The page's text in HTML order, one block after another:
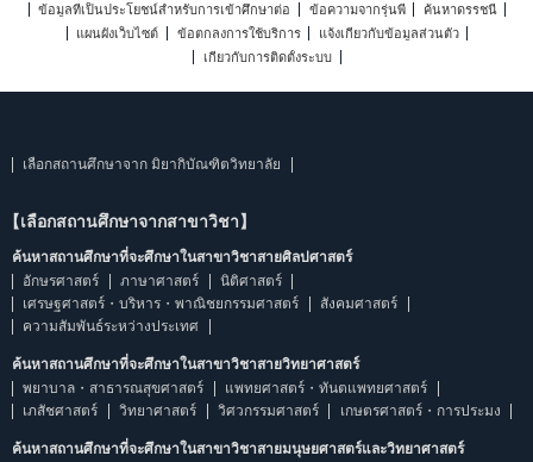
ข้อมูลที่เป็นประโยชน์สำหรับการเข้าศึกษาต่อ
ข้อความจากรุ่นพี่
ค้นหาดรรชนี
แผนผังเว็บไซต์
ข้อตกลงการใช้บริการ
แจ้งเกี่ยวกับข้อมูลส่วนตัว
เกี่ยวกับการติดตั้งระบบ
เลือกสถานศึกษาจาก มิยากิบัณฑิตวิทยาลัย
【เลือกสถานศึกษาจากสาขาวิชา】
ค้นหาสถานศึกษาที่จะศึกษาในสาขาวิชาสายศิลปศาสตร์
อักษรศาสตร์
ภาษาศาสตร์
นิติศาสตร์
เศรษฐศาสตร์・บริหาร・พาณิชยกรรมศาสตร์
สังคมศาสตร์
ความสัมพันธ์ระหว่างประเทศ
ค้นหาสถานศึกษาที่จะศึกษาในสาขาวิชาสายวิทยาศาสตร์
พยาบาล・สาธารณสุขศาสตร์
แพทยศาสตร์・ทันตแพทยศาสตร์
เภสัชศาสตร์
วิทยาศาสตร์ วิศวกรรมศาสตร์ เกษตรศาสตร์・การประมง
ค้นหาสถานศึกษาที่จะศึกษาในสาขาวิชาสายมนุษยศาสตร์และวิทยาศาสตร์